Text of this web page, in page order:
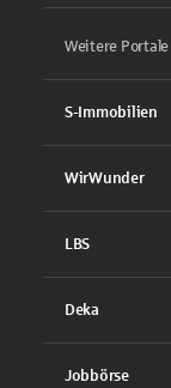
Weitere Portale
S-Immobilien
WirWunder
LBS
Deka
Jobbörse